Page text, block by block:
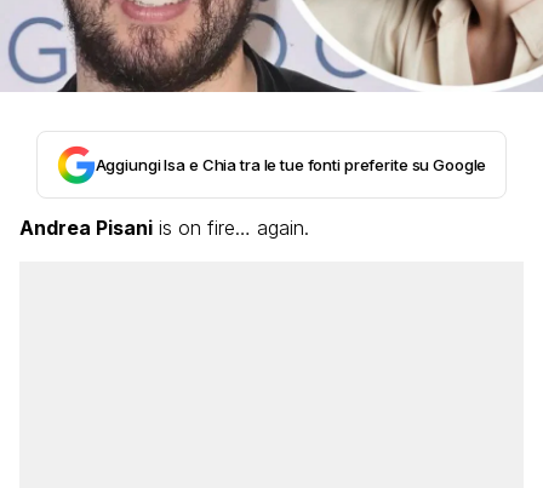
Aggiungi Isa e Chia tra le tue fonti preferite su Google
Andrea Pisani is on fire… again.